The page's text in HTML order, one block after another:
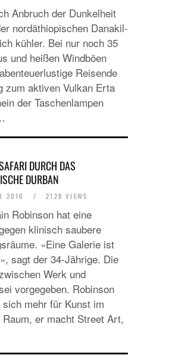
Anbruch der Dunkelheit
nordäthiopischen Danakil-
kühler. Bei nur noch 35
und heißen Windböen
Reisende
zum aktiven Vulkan Erta
der Taschenlampen
DURCH DAS
DURBAN
2016 / 2128 VIEWS
Robinson hat eine
klinisch saubere
«Eine Galerie ist
sagt der 34-Jährige. Die
Werk und
vorgegeben. Robinson
mehr für Kunst im
er macht Street Art,